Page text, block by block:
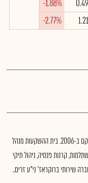
-1.88%
-2.77%
מור בית השקעות הוא בית השקעות ישראלי ציבורי אשר הוקם ב-2006. בית ההשקעות מנהל
קרנות פנסיה, ניהול תיקי
שירותי ברוקראז' ני"ע זרים..